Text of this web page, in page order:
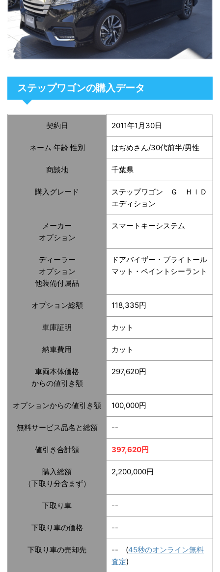
ステップワゴンの購入データ
契約日 2011年1月30日
ネーム 年齢 性別 はぢめさん/30代前半/男性
商談地 千葉県
購入グレード
ステップワゴン Ｇ ＨＩＤ
エディション
メーカー
オプション
スマートキーシステム
ディーラー
オプション
他装備付属品
ドアバイザー・ブライトール
マット・ペイントシーラント
オプション総額 118,335円
車庫証明 カット
納車費用 カット
車両本体価格
からの値引き額
297,620円
オプションからの値引き額 100,000円
無料サービス品名と総額 --
値引き合計額 397,620円
購入総額
（下取り分含まず）
2,200,000円
下取り車 --
下取り車の価格 --
下取り車の売却先 -- (45秒のオンライン無料
査定)